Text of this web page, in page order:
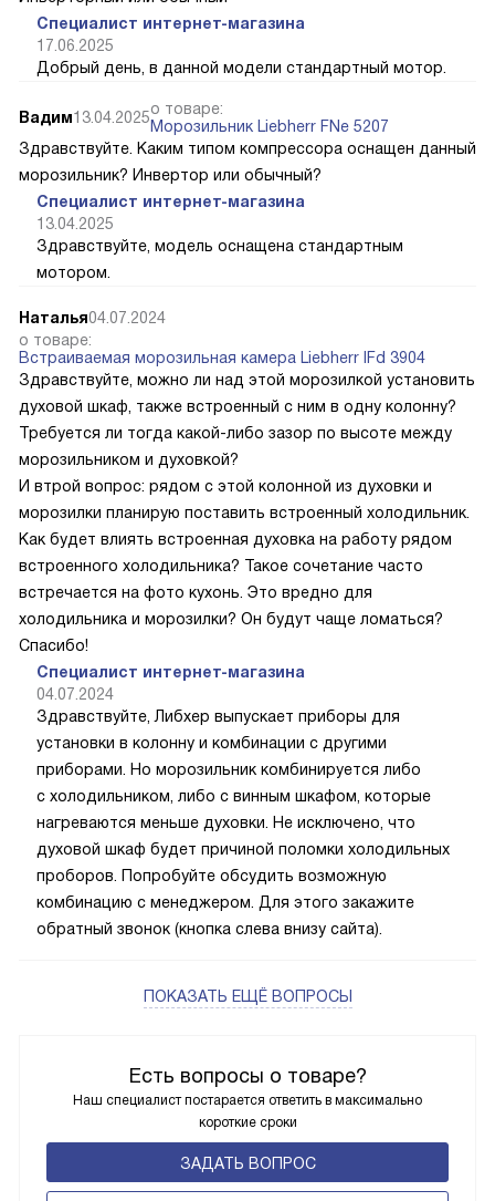
Есть вопросы о товаре?
Наш специалист постарается ответить в максимально
короткие сроки
ЗАДАТЬ ВОПРОС
Специалист интернет-магазина
17.06.2025
Добрый день, в данной модели стандартный мотор.
Вадим13.04.2025о товаре:
Морозильник Liebherr FNe 5207
Здравствуйте. Каким типом компрессора оснащен данный
морозильник? Инвертор или обычный?
Специалист интернет-магазина
13.04.2025
Здравствуйте, модель оснащена стандартным
мотором.
Наталья04.07.2024
о товаре:
Встраиваемая морозильная камера Liebherr IFd 3904
Здравствуйте, можно ли над этой морозилкой установить
духовой шкаф, также встроенный с ним в одну колонну?
Требуется ли тогда какой-либо зазор по высоте между
морозильником и духовкой?
И втрой вопрос: рядом с этой колонной из духовки и
морозилки планирую поставить встроенный холодильник.
Как будет влиять встроенная духовка на работу рядом
встроенного холодильника? Такое сочетание часто
встречается на фото кухонь. Это вредно для
холодильника и морозилки? Он будут чаще ломаться?
Спасибо!
Специалист интернет-магазина
04.07.2024
Здравствуйте, Либхер выпускает приборы для
установки в колонну и комбинации с другими
приборами. Но морозильник комбинируется либо
с холодильником, либо с винным шкафом, которые
нагреваются меньше духовки. Не исключено, что
духовой шкаф будет причиной поломки холодильных
проборов. Попробуйте обсудить возможную
комбинацию с менеджером. Для этого закажите
обратный звонок (кнопка слева внизу сайта).
ПОКАЗАТЬ ЕЩЁ ВОПРОСЫ